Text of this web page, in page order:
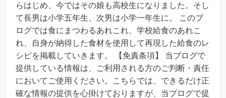
らはじめ、今ではその娘も高校生になりました。そし
て長男は小学五年生、次男は小学一年生に。 このブ
ログでは食にまつわるあれこれ、学校給食のあれこ
れ、自身が納得した食材を使用して再現した給食のレ
シピを掲載していきます。 【免責条項】 当ブログで
提供している情報は、ご利用される方のご判断・責任
においてご使用ください。こちらでは、できるだけ正
確な情報の提供を心掛けておりますが、当ブログで提